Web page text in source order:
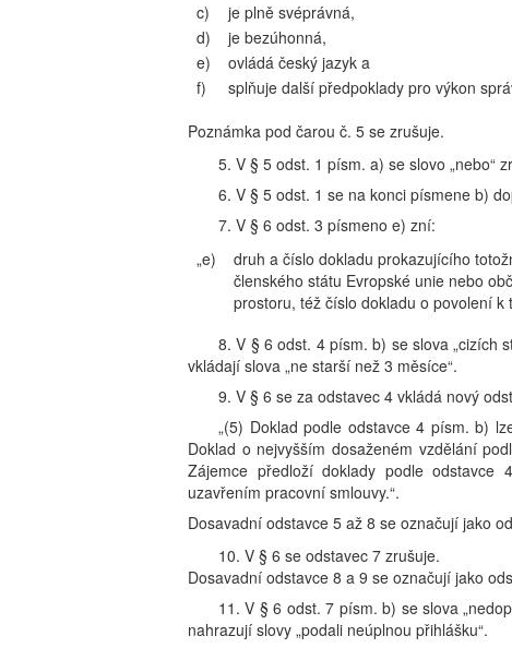
c)
je plně svéprávná,
d)
je bezúhonná,
e)
ovládá český jazyk a
f)
splňuje další předpoklady pro výkon
Poznámka pod čarou č. 5 se zrušuje.
5. V § 5 odst. 1 písm. a) se slovo „nebo“
6. V § 5 odst. 1 se na konci písmene b)
7. V § 6 odst. 3 písmeno e) zní:
„e)
druh a číslo dokladu prokazujícího
členského státu Evropské unie nebo
prostoru, též číslo dokladu o povolení k
8. V § 6 odst. 4 písm. b) se slova „cizích
vkládají slova „ne starší než 3 měsíce“.
9. V § 6 se za odstavec 4 vkládá nový
„(5) Doklad podle odstavce 4 písm. b)
Doklad o nejvyšším dosaženém vzdělání
Zájemce předloží doklady podle
uzavřením pracovní smlouvy.“.
Dosavadní odstavce 5 až 8 se označují jako
10. V § 6 se odstavec 7 zrušuje.
Dosavadní odstavce 8 a 9 se označují jako
11. V § 6 odst. 7 písm. b) se slova
nahrazují slovy „podali neúplnou přihlášku“.